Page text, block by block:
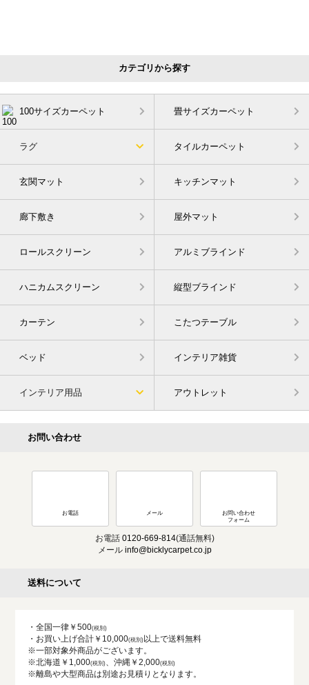
カテゴリから探す
100サイズカーペット 畳サイズカーペット
ラグ タイルカーペット
玄関マット キッチンマット
廊下敷き 屋外マット
ロールスクリーン アルミブラインド
ハニカムスクリーン 縦型ブラインド
カーテン こたつテーブル
ベッド インテリア雑貨
インテリア用品 アウトレット
お問い合わせ
お電話 メール
お問い合わせ
フォーム
お電話 0120-669-814(通話無料)
メール info@bicklycarpet.co.jp
送料について
・全国一律￥500
・お買い上げ合計￥10,000
以上で送料無料
※一部対象外商品がございます。
※北海道￥1,000
、沖縄￥2,000
※離島や大型商品は別途お見積りとなります。